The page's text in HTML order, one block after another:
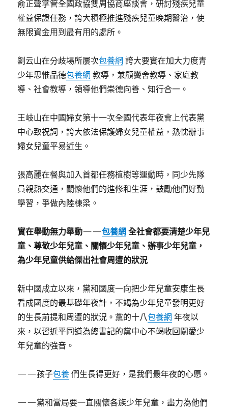
俞正聲掌管全國政協雙周協商座談會，研討殘疾兒童
權益保證任務，誇大積極推進殘疾兒童晚期醫治，使
無限資金用到最有用的處所。
劉云山在分歧場所屢次包養網 誇大要實在加大力度青
少年思惟品德包養網 教導，兼顧黌舍教導、家庭教
導、社會教導，領導他們崇德向善、知行合一。
王岐山在中國婦女第十一次全國代表年夜會上代表黨
中心致祝詞，誇大依法保護婦女兒童權益，熱忱辦事
婦女兒童平易近生。
張高麗在餐與加入首都任務植樹等運動時，同少先隊
員親熱交通，關懷他們的進修和生涯，鼓勵他們好勤
學習，爭做內陸棟梁。
實在舉動無力舉動——包養網 全社會都要清楚少年兒
童、尊敬少年兒童、關懷少年兒童、辦事少年兒童，
為少年兒童供給傑出社會周遭的狀況
新中國成立以來，黨和國度一向把少年兒童安康生長
看成國度的最基礎年夜計，不竭為少年兒童發明更好
的生長前提和周遭的狀況。黨的十八包養網 年夜以
來，以習近平同道為總書記的黨中心不竭收回關愛少
年兒童的強音。
——孩子包養 們生長得更好，是我們最年夜的心愿。
——黨和當局要一直關懷各族少年兒童，盡力為他們